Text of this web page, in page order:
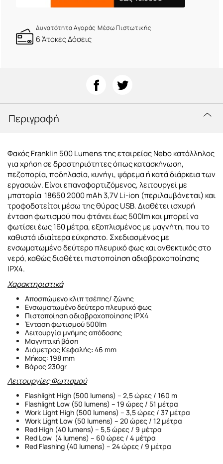
Δυνατότητα Αγοράς Μέσω Πιστωτικής
6 Άτοκες Δόσεις
Περιγραφή
Φακός Franklin 500 Lumens της εταιρείας Nebo κατάλληλος
για χρήση σε δραστηριότητες όπως κατασκήνωση,
πεζοπορία, ποδηλασία, κυνήγι, ψάρεμα ή κατά διάρκεια των
εργασιών. Είναι επαναφορτιζόμενος, λειτουργεί με
μπαταρία 18650 2000 mAh 3,7V Li-ion (περιλαμβάνεται) και
τροφοδοτείται μέσω της θύρας USB. Διαθέτει ισχυρή
ένταση φωτισμού που φτάνει έως 500lm και μπορεί να
φωτίσει έως 160 μέτρα, εξοπλισμένος με μαγνήτη, που το
καθιστά ιδιαίτερα εύχρηστο. Σχεδιασμένος με
ενσωματωμένο δεύτερο πλευρικό φως και ανθεκτικός στο
νερό, καθώς διαθέτει πιστοποίηση αδιαβροχοποίησης
IPX4.
Χαρακτηριστικά
Αποσπώμενο κλιπ τσέπης/ ζώνης
Ενσωματωμένο δεύτερο πλευρικό φως
Πιστοποίηση αδιαβροχοποίησης IPX4
Ένταση φωτισμού 500lm
Λειτουργία μνήμης απόδοσης
Μαγνητική βάση
Διάμετρος Κεφαλής: 46 mm
Μήκος: 198 mm
Βάρος 230gr
Λειτουργίες Φωτισμού
Flashlight High (500 lumens) – 2,5 ώρες / 160 m
Flashlight Low (50 lumens) – 19 ώρες / 51 μέτρα
Work Light High (500 lumens) – 3,5 ώρες / 37 μέτρα
Work Light Low (50 lumens) – 20 ώρες / 12 μέτρα
Red High (40 lumens) – 5,5 ώρες / 9 μέτρα
Red Low (4 lumens) – 60 ώρες / 4 μέτρα
Red Flashing (40 lumens) – 24 ώρες / 9 μέτρα